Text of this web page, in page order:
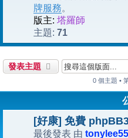
牌服務。
版主: 塔羅師
主題: 71
發表主題
0 個主題 •
[好康] 免費
最後發表 由